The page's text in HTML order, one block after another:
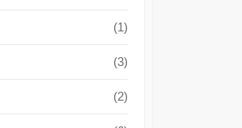
(1)
(3)
(2)